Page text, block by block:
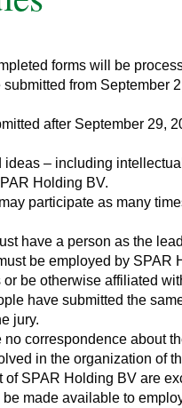
forms will be
submitted from September
after September 29,
ideas – including
Holding BV.
participate as many
have a person as the
be employed by SPAR
or be otherwise affiliated
have submitted the
jury.
correspondence about
in the organization of
of SPAR Holding BV are
made available to